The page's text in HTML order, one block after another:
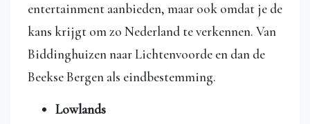
entertainment aanbieden, maar ook omdat je de
kans krijgt om zo Nederland te verkennen. Van
Biddinghuizen naar Lichtenvoorde en dan de
Beekse Bergen als eindbestemming.
Lowlands